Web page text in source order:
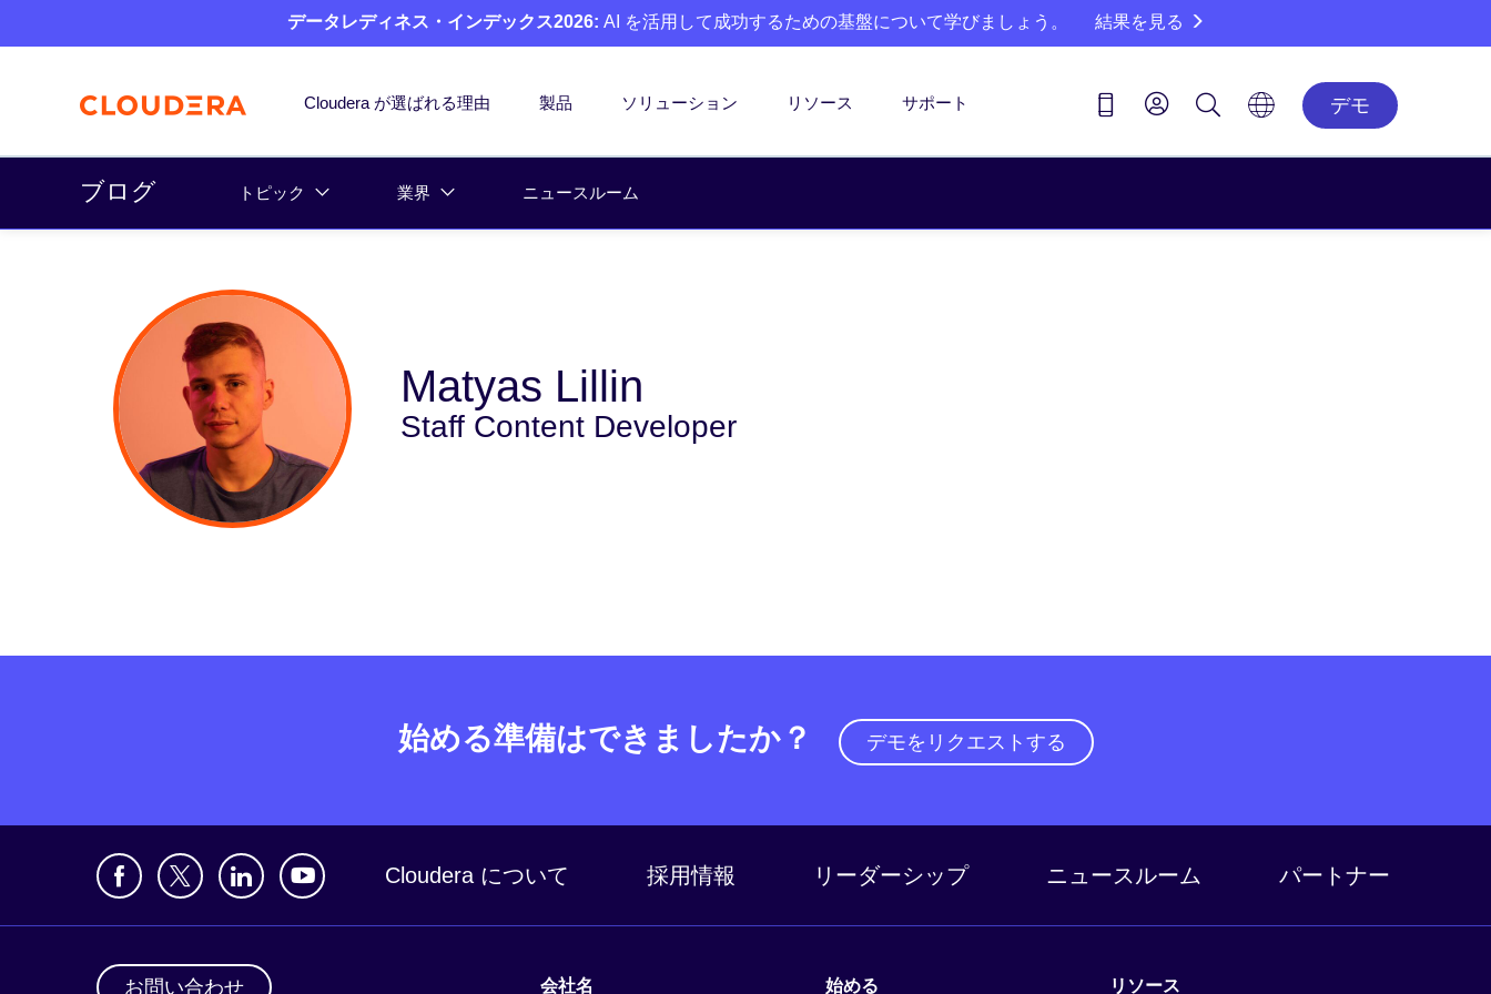
データレディネス・インデックス2026: AI を活用して成功するための基盤について学びましょう。 結果を見る
Cloudera が選ばれる理由 製品 ソリューション リソース サポート デモ
ブログ トピック 業界 ニュースルーム
Matyas Lillin
Staff Content Developer
始める準備はできましたか？ デモをリクエストする
Cloudera について 採用情報 リーダーシップ ニュースルーム パートナー
お問い合わせ 会社名 始める リソース